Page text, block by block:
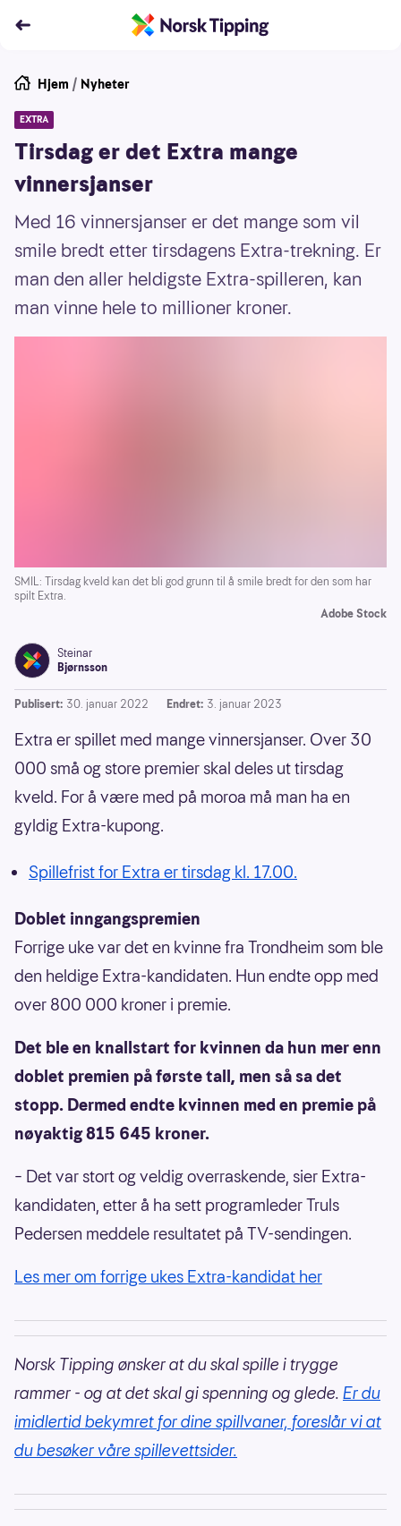
Hjem / Nyheter
EXTRA
Tirsdag er det Extra mange
vinnersjanser
Med 16 vinnersjanser er det mange som vil
smile bredt etter tirsdagens Extra-trekning. Er
man den aller heldigste Extra-spilleren, kan
man vinne hele to millioner kroner.
SMIL: Tirsdag kveld kan det bli god grunn til å smile bredt for den som har
spilt Extra.
Adobe Stock
Steinar
Bjørnsson
Publisert: 30. januar 2022 Endret: 3. januar 2023
Extra er spillet med mange vinnersjanser. Over 30
000 små og store premier skal deles ut tirsdag
kveld. For å være med på moroa må man ha en
gyldig Extra-kupong.
Spillefrist for Extra er tirsdag kl. 17.00.
Doblet inngangspremien
Forrige uke var det en kvinne fra Trondheim som ble
den heldige Extra-kandidaten. Hun endte opp med
over 800 000 kroner i premie.
Det ble en knallstart for kvinnen da hun mer enn
doblet premien på første tall, men så sa det
stopp. Dermed endte kvinnen med en premie på
nøyaktig 815 645 kroner.
– Det var stort og veldig overraskende, sier Extra-
kandidaten, etter å ha sett programleder Truls
Pedersen meddele resultatet på TV-sendingen.
Les mer om forrige ukes Extra-kandidat her
Norsk Tipping ønsker at du skal spille i trygge
rammer - og at det skal gi spenning og glede. Er du
imidlertid bekymret for dine spillvaner, foreslår vi at
du besøker våre spillevettsider.